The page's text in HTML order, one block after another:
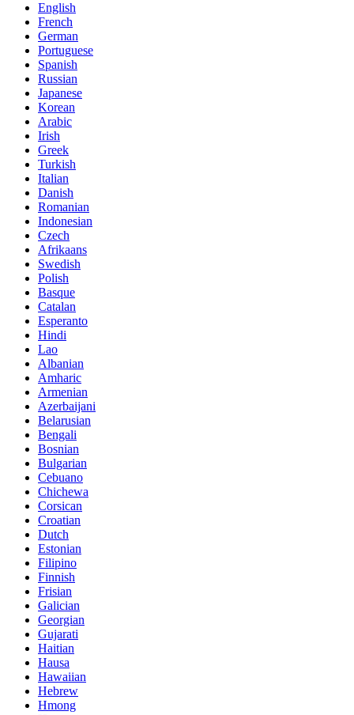
English
French
German
Portuguese
Spanish
Russian
Japanese
Korean
Arabic
Irish
Greek
Turkish
Italian
Danish
Romanian
Indonesian
Czech
Afrikaans
Swedish
Polish
Basque
Catalan
Esperanto
Hindi
Lao
Albanian
Amharic
Armenian
Azerbaijani
Belarusian
Bengali
Bosnian
Bulgarian
Cebuano
Chichewa
Corsican
Croatian
Dutch
Estonian
Filipino
Finnish
Frisian
Galician
Georgian
Gujarati
Haitian
Hausa
Hawaiian
Hebrew
Hmong